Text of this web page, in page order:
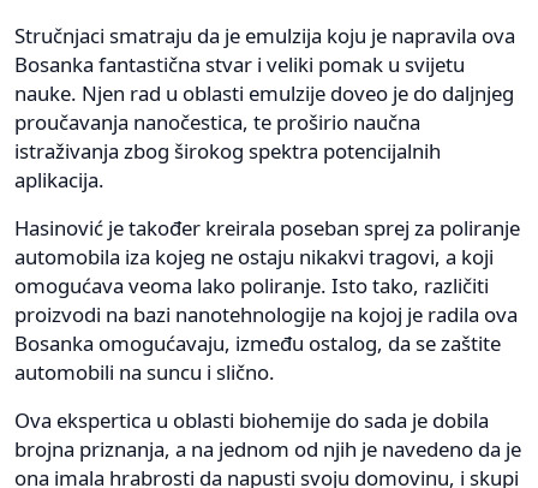
Stručnjaci smatraju da je emulzija koju je napravila ova
Bosanka fantastična stvar i veliki pomak u svijetu
nauke. Njen rad u oblasti emulzije doveo je do daljnjeg
proučavanja nanočestica, te proširio naučna
istraživanja zbog širokog spektra potencijalnih
aplikacija.
Hasinović je također kreirala poseban sprej za poliranje
automobila iza kojeg ne ostaju nikakvi tragovi, a koji
omogućava veoma lako poliranje. Isto tako, različiti
proizvodi na bazi nanotehnologije na kojoj je radila ova
Bosanka omogućavaju, između ostalog, da se zaštite
automobili na suncu i slično.
Ova ekspertica u oblasti biohemije do sada je dobila
brojna priznanja, a na jednom od njih je navedeno da je
ona imala hrabrosti da napusti svoju domovinu, i skupi